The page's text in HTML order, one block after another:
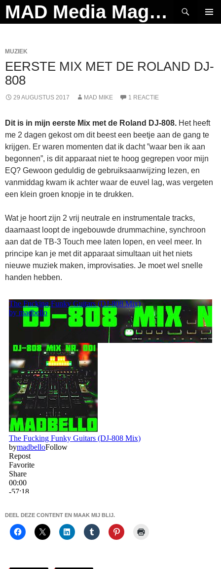
Ga
naar
MAD Media Magazine
Zoeken
MUZIEK
EERSTE MIX MET DE ROLAND DJ-
808
29 AUGUSTUS 2017 MAD MIKE 1 REACTIE
Dit is in mijn eerste Mix met de Roland DJ-808. Het heeft
me 2 dagen gekost om dit beest een beetje aan de gang te
krijgen. Er waren momenten dat ik dacht ”waar ben ik aan
begonnen”, is dit apparaat niet te hoog gegrepen voor mijn
EQ? Gewoon geduldig de gebruiksaanwijzing lezen, en
vanmiddag kwam ik achter waar de euvel lag, was vergeten
een klein groen knopje in te drukken.
Wat je hoort zijn 2 vrij neutrale en instrumentale tracks,
daarnaast loopt de ingebouwde drummachine, synchroon
aan dat de TB-3 Touch mee laten lopen, en veel meer. In
principe kan je met dit apparaat simultaan uit het niets
nieuwe muziek maken, improvisaties. Je moet wel snelle
handen hebben.
DEEL DEZE CONTENT EN MAAK MIJ BLIJ.